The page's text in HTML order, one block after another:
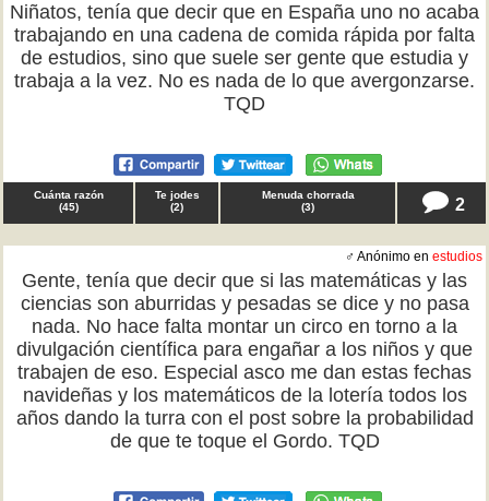
Niñatos, tenía que decir que en España uno no acaba
trabajando en una cadena de comida rápida por falta
de estudios, sino que suele ser gente que estudia y
trabaja a la vez. No es nada de lo que avergonzarse.
TQD
Cuánta razón
(45)
Te jodes
(2)
Menuda chorrada
(3) 2
♂ Anónimo en estudios
Gente, tenía que decir que si las matemáticas y las
ciencias son aburridas y pesadas se dice y no pasa
nada. No hace falta montar un circo en torno a la
divulgación científica para engañar a los niños y que
trabajen de eso. Especial asco me dan estas fechas
navideñas y los matemáticos de la lotería todos los
años dando la turra con el post sobre la probabilidad
de que te toque el Gordo. TQD